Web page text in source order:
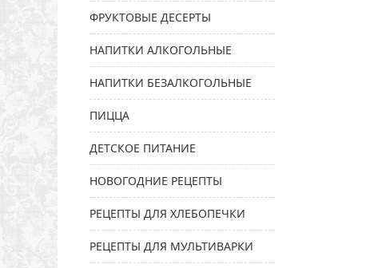
ФРУКТОВЫЕ ДЕСЕРТЫ
НАПИТКИ АЛКОГОЛЬНЫЕ
НАПИТКИ БЕЗАЛКОГОЛЬНЫЕ
ПИЦЦА
ДЕТСКОЕ ПИТАНИЕ
НОВОГОДНИЕ РЕЦЕПТЫ
РЕЦЕПТЫ ДЛЯ ХЛЕБОПЕЧКИ
РЕЦЕПТЫ ДЛЯ МУЛЬТИВАРКИ